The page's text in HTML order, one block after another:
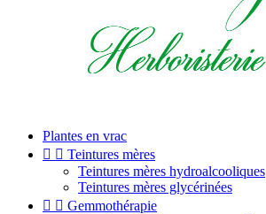
Plantes en vrac
  Teintures mères
Teintures mères hydroalcooliques
Teintures mères glycérinées
  Gemmothérapie